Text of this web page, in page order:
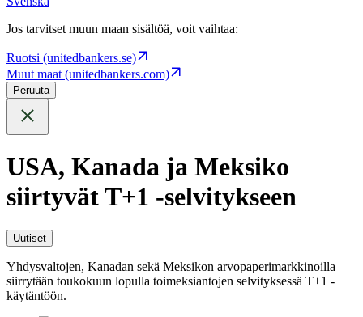
Jos tarvitset muun maan sisältöä, voit vaihtaa:
Ruotsi (unitedbankers.se)
Muut maat (unitedbankers.com)
Peruuta
USA, Kanada ja Meksiko
siirtyvät T+1 -selvitykseen
Uutiset
Yhdysvaltojen, Kanadan sekä Meksikon arvopaperimarkkinoilla
siirrytään toukokuun lopulla toimeksiantojen selvityksessä T+1 -
käytäntöön.